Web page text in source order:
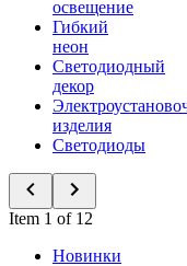
освещение
Гибкий
неон
Светодиодный
декор
изделия
Светодиоды
Item 1 of 12
Новинки